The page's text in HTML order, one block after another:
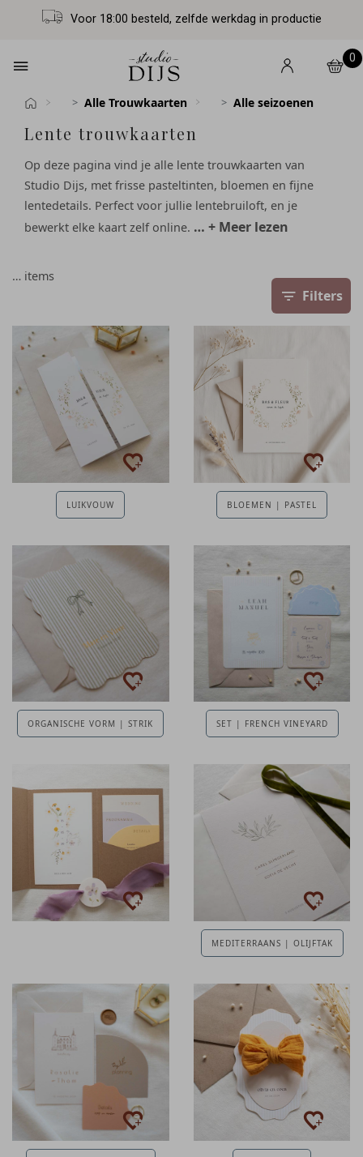
Voor 18:00 besteld, zelfde werkdag in productie
0
Alle Trouwkaarten Alle seizoenen
Lente trouwkaarten
Op deze pagina vind je alle lente trouwkaarten van
Studio Dijs, met frisse pasteltinten, bloemen en fijne
lentedetails. Perfect voor jullie lentebruiloft, en je
bewerkt elke kaart zelf online. … + Meer lezen
… items
Filters
LUIKVOUW BLOEMEN | PASTEL
ORGANISCHE VORM | STRIK SET | FRENCH VINEYARD
MEDITERRAANS | OLIJFTAK